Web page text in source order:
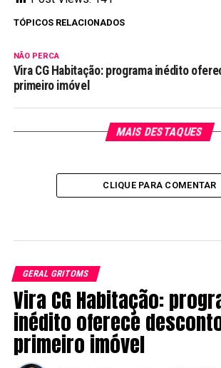
TÓPICOS RELACIONADOS
NÃO PERCA
Vira CG Habitação: programa inédito
primeiro imóvel
MAIS DESTAQUES
CLIQUE PARA COMENTAR
GERAL GRITOMS
Vira CG Habitação:
inédito oferece
primeiro imóvel